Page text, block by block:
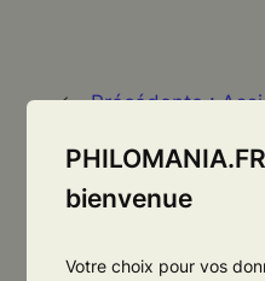
← Précédente :
et générale des
bienvenue
Votre choix pour vos